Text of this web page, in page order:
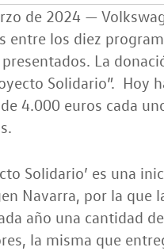
de 2024 —
entre los diez
La
Solidario”. Hoy
4.000 euros cada
Solidario’ es una
Navarra, por la que
año una cantidad
la misma que